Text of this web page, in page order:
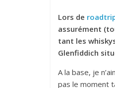
Lors de
assurément
tant les
Glenfiddich
A la base, je
pas le moment